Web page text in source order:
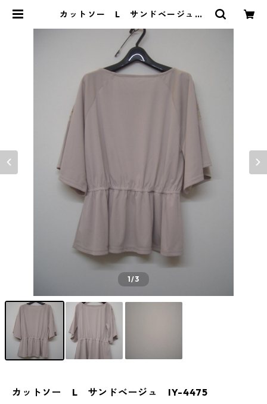
カットソー L サンドベージュ I
1/3
カットソー L サンドベージュ IY-4475